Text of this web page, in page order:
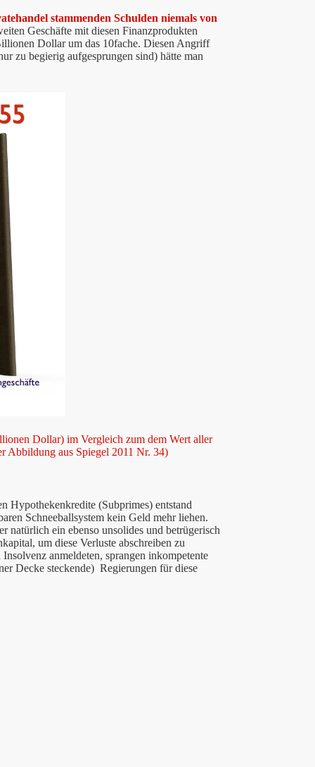
stammenden Schulden niemals von
Geschäfte mit diesen Finanzprodukten
Dollar um das 10fache. Diesen Angriff
zu begierig aufgesprungen sind) hätte man
Dollar) im Vergleich zum dem Wert aller
Abbildung aus Spiegel 2011 Nr. 34)
Hypothekenkredite (Subprimes) entstand
Schneeballsystem kein Geld mehr liehen.
natürlich ein ebenso unsolides und betrügerisch
um diese Verluste abschreiben zu
anmeldeten, sprangen inkompetente
Decke steckende) Regierungen für diese